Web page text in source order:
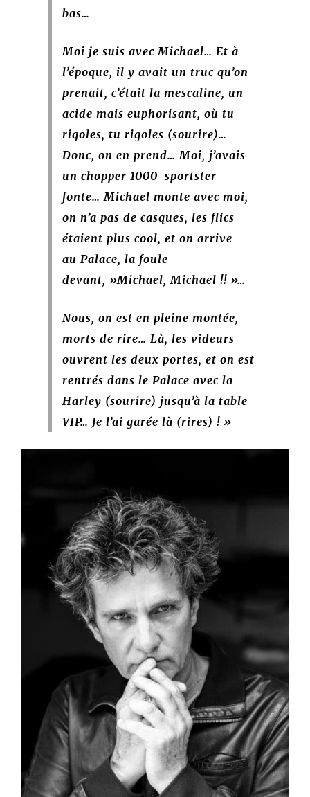
bas…
Moi je suis avec Michael… Et à
l’époque, il y avait un truc qu’on
prenait, c’était la mescaline, un
acide mais euphorisant, où tu
rigoles, tu rigoles (sourire)…
Donc, on en prend… Moi, j’avais
un chopper 1000 sportster
fonte… Michael monte avec moi,
on n’a pas de casques, les flics
étaient plus cool, et on arrive
au Palace, la foule
devant, »Michael, Michael !! »…
Nous, on est en pleine montée,
morts de rire… Là, les videurs
ouvrent les deux portes, et on est
rentrés dans le Palace avec la
Harley (sourire) jusqu’à la table
VIP… Je l’ai garée là (rires) ! »